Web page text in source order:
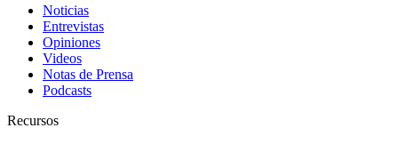
Noticias
Entrevistas
Opiniones
Videos
Notas de Prensa
Podcasts
Recursos